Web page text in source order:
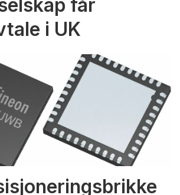
får
i UK